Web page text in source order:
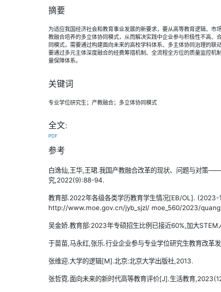
摘要
为适应我国经济社会和教育事业发展的新要求，要从高等教育逻辑、
教融合培养的多立体协同模式，从而解决实践中企业参与积极性不高、
同模式，需要通过构建面向未来的高校学科体系、多主体协同治理的
要通过多元主体深度融合的经费筹措机制、全流程全方位的质量监控机
量保障体系。
关键词
专业学位研究生；产教融合；多立体协同模式
全文:
PDF
参考
白逸仙,王华,王珺.我国产教融合改革的现状、问题与对策
究,2022(9):88-94.
教育部.2022年各级各类学历教育学生情况[EB/OL].
http://www.moe.gov.cn/jyb_sjzl/ moe_560/2023/
吴金娇.教育部:2023年专硕招生比例已接近60%,加大
于苗苗,马永红,张乐.行业企业参与专业学位研究生教育改
张维迎.大学的逻辑[M].北京:北京大学出版社,2013.
张哲霓.面向未来的新时代高等教育评价[J].生活教育